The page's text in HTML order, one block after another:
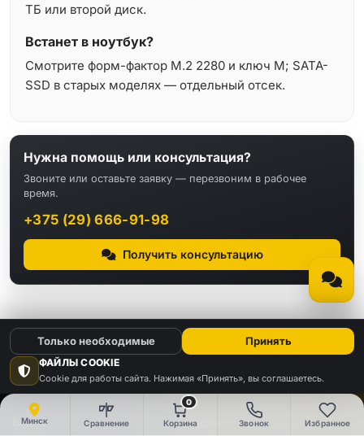
Минск Сравнение
0
Корзина Звонок Избранное
ТБ или второй диск.
Встанет в ноутбук?
Смотрите форм-фактор M.2 2280 и ключ M; SATA-
SSD в старых моделях — отдельный отсек.
Нужна помощь или консультация?
Звоните или оставьте заявку — перезвоним в рабочее
время.
+375 (29) 666-91-98
Получить консультацию
КАТАЛОГ
Видео Аудио
ФАЙЛЫ COOKIE
Cookie для работы сайта. Нажимая «Принять», вы соглашаетесь.
Только необходимые Принять